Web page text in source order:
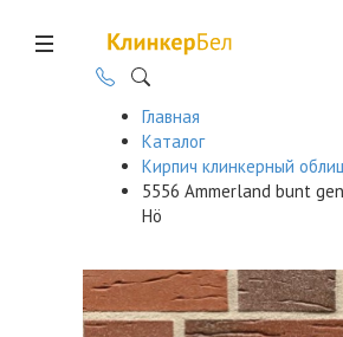
Главная
Каталог
Кирпич клинкерный
5556 Ammerland bunt
Hö